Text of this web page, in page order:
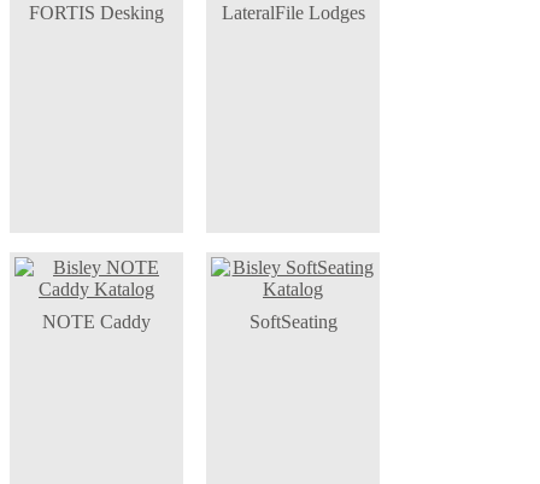
FORTIS Desking LateralFile Lodges
NOTE Caddy SoftSeating